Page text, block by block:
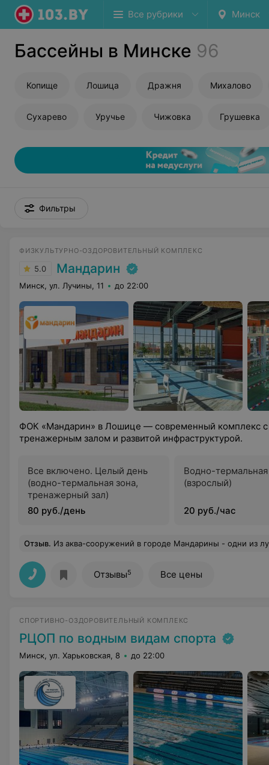
Все рубрики Минск
Бассейны в Минске 96
Копище Лошица Дражня Михалово
Сухарево Уручье Чижовка Грушевка
Фильтры
ФИЗКУЛЬТУРНО-ОЗДОРОВИТЕЛЬНЫЙ КОМПЛЕКС
5.0 Мандарин
Минск, ул. Лучины, 11 до 22:00
ФОК «Мандарин» в Лошице — современный комплекс с
тренажерным залом и развитой инфраструктурой.
Все включено. Целый день
(водно-термальная зона,
тренажерный зал)
80 руб./день
Водно-термальная
(взрослый)
20 руб./час
Отзыв. Из аква-сооружений в городе Мандарины - одни из лучших. Для семейного посещения с детьми - так точно. Просторно в раздевалках, отличные фены, везде всё работает и интуитивно понятно. В самой аквазоне тепло и уютно, зоны разнесены так, что никто никому не мешает даже в выходные дни при
Отзывы5 Все цены
СПОРТИВНО-ОЗДОРОВИТЕЛЬНЫЙ КОМПЛЕКС
РЦОП по водным видам спорта
Минск, ул. Харьковская, 8 до 22:00